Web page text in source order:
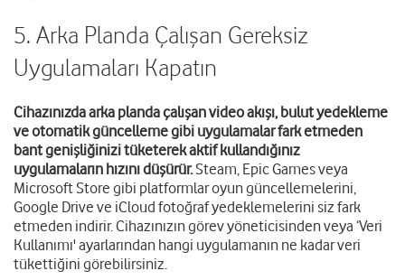
5. Arka Planda Çalışan Gereksiz
Uygulamaları Kapatın
Cihazınızda arka planda çalışan video akışı, bulut yedekleme
ve otomatik güncelleme gibi uygulamalar fark etmeden
bant genişliğinizi tüketerek aktif kullandığınız
uygulamaların hızını düşürür.Steam, Epic Games veya
Microsoft Store gibi platformlar oyun güncellemelerini,
Google Drive ve iCloud fotoğraf yedeklemelerini siz fark
etmeden indirir. Cihazınızın görev yöneticisinden veya ‘Veri
Kullanımı' ayarlarından hangi uygulamanın ne kadar veri
tükettiğini görebilirsiniz.